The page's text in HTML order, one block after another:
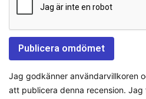
Jag godkänner användarvillkoren
att publicera denna recension.